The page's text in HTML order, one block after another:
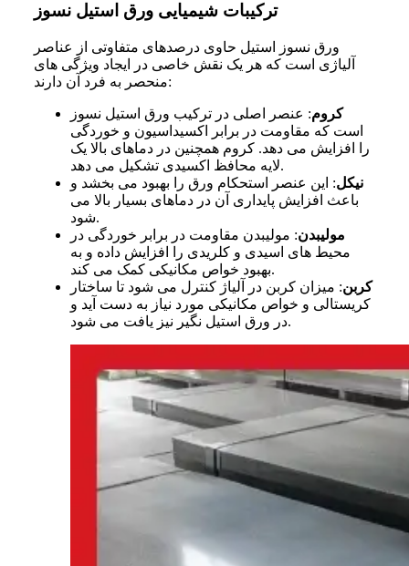
ترکیبات شیمیایی ورق استیل نسوز
ورق نسوز استیل حاوی درصدهای متفاوتی از عناصر
آلیاژی است که هر یک نقش خاصی در ایجاد ویژگی های
منحصر به فرد آن دارند:
کروم: عنصر اصلی در ترکیب ورق استیل نسوز
است که مقاومت در برابر اکسیداسیون و خوردگی
را افزایش می دهد. کروم همچنین در دماهای بالا یک
لایه محافظ اکسیدی تشکیل می دهد.
نیکل: این عنصر استحکام ورق را بهبود می بخشد و
باعث افزایش پایداری آن در دماهای بسیار بالا می
شود.
مولیبدن: مولیبدن مقاومت در برابر خوردگی در
محیط های اسیدی و کلریدی را افزایش داده و به
بهبود خواص مکانیکی کمک می کند.
کربن: میزان کربن در آلیاژ کنترل می شود تا ساختار
کریستالی و خواص مکانیکی مورد نیاز به دست آید و
در ورق استیل نگیر نیز یافت می شود.